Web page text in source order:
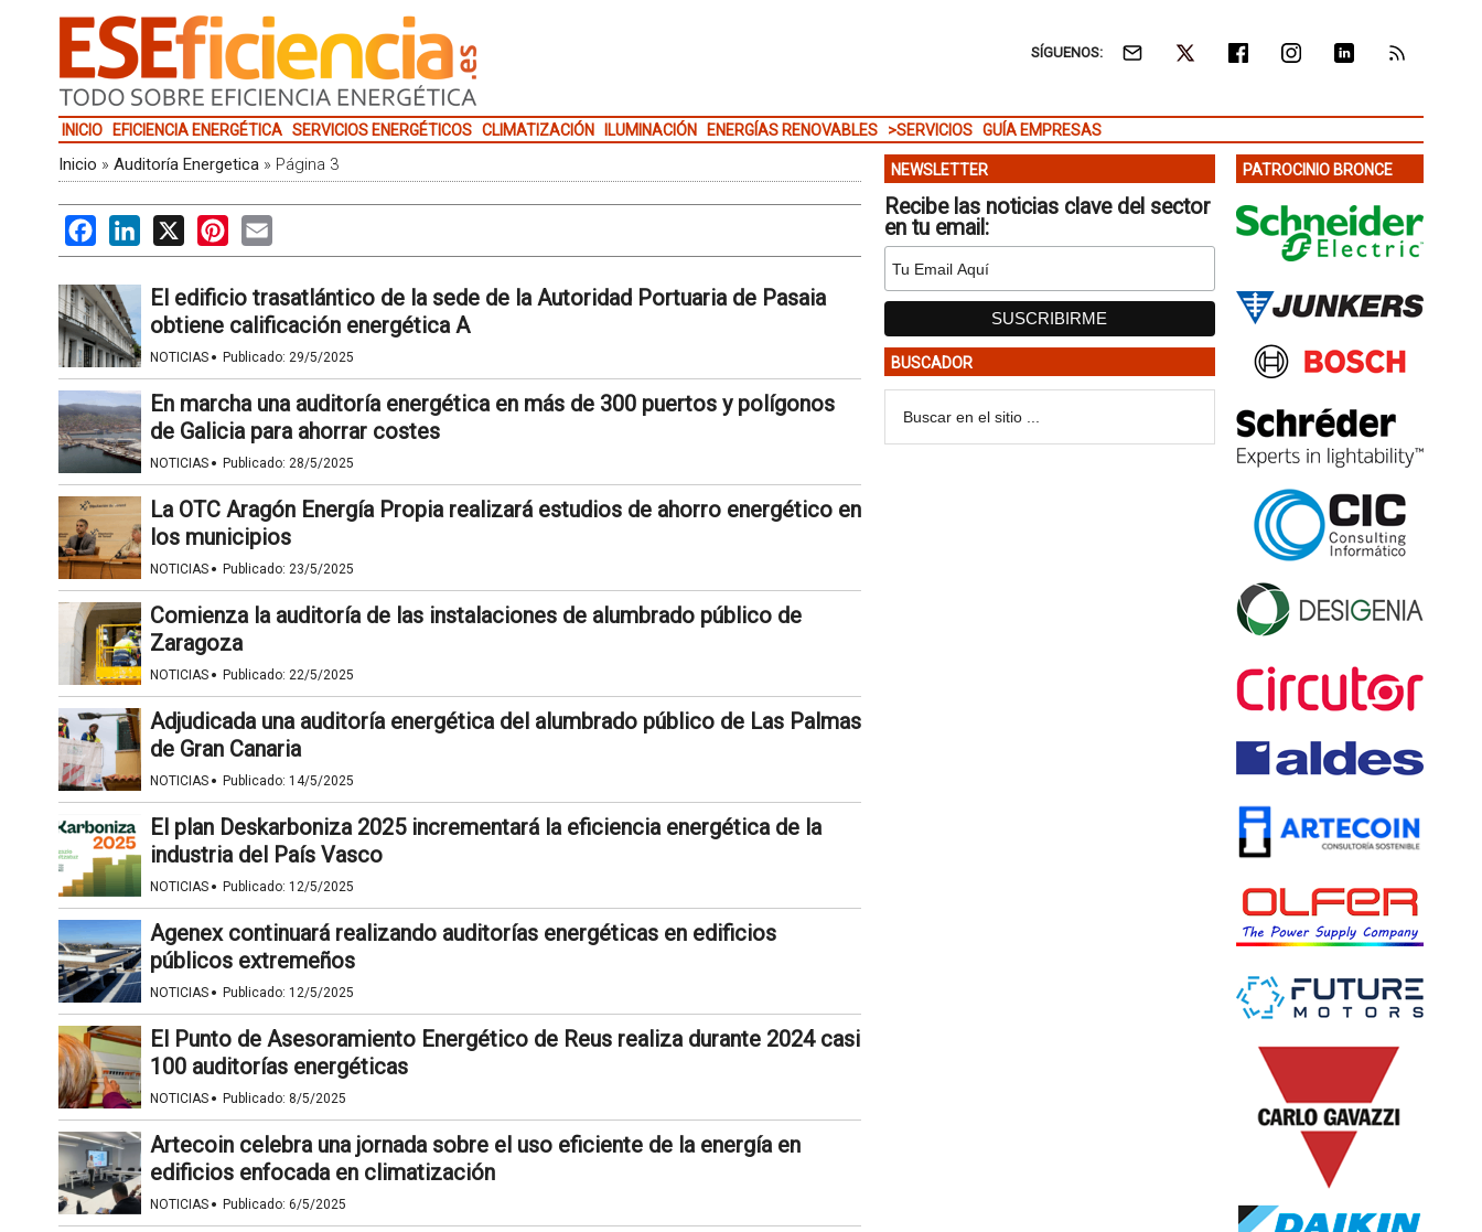
SÍGUENOS:
INICIO EFICIENCIA ENERGÉTICA SERVICIOS ENERGÉTICOS CLIMATIZACIÓN ILUMINACIÓN ENERGÍAS RENOVABLES >SERVICIOS GUÍA EMPRESAS
Inicio » Auditoría Energetica» Página 3
FacebookLinkedIn
X PinterestEmail
El edificio trasatlántico de la sede de la Autoridad Portuaria de Pasaia
obtiene calificación energética A
NOTICIAS · Publicado: 29/5/2025
En marcha una auditoría energética en más de 300 puertos y polígonos
de Galicia para ahorrar costes
NOTICIAS · Publicado: 28/5/2025
La OTC Aragón Energía Propia realizará estudios de ahorro energético en
los municipios
NOTICIAS · Publicado: 23/5/2025
Comienza la auditoría de las instalaciones de alumbrado público de
Zaragoza
NOTICIAS · Publicado: 22/5/2025
Adjudicada una auditoría energética del alumbrado público de Las Palmas
de Gran Canaria
NOTICIAS · Publicado: 14/5/2025
El plan Deskarboniza 2025 incrementará la eficiencia energética de la
industria del País Vasco
NOTICIAS · Publicado: 12/5/2025
Agenex continuará realizando auditorías energéticas en edificios
públicos extremeños
NOTICIAS · Publicado: 12/5/2025
El Punto de Asesoramiento Energético de Reus realiza durante 2024 casi
100 auditorías energéticas
NOTICIAS · Publicado: 8/5/2025
Artecoin celebra una jornada sobre el uso eficiente de la energía en
edificios enfocada en climatización
NOTICIAS · Publicado: 6/5/2025
NEWSLETTER
Recibe las noticias clave del sector
en tu email:
BUSCADOR
PATROCINIO BRONCE